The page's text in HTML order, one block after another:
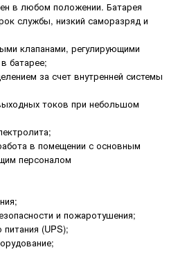
в любом положении. Батарея
службы, низкий саморазряд и
клапанами, регулирующими
батарее;
за счет внутренней системы
токов при небольшом
в помещении с основным
персоналом
и пожаротушения;
питания (UPS);